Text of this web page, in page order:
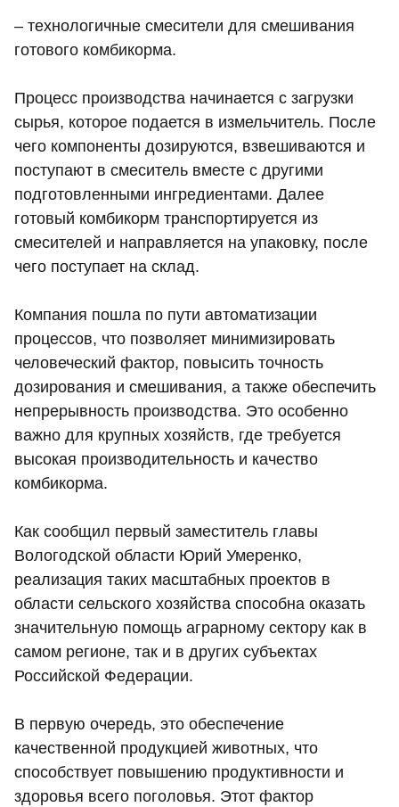
– технологичные смесители для смешивания
готового комбикорма.
Процесс производства начинается с загрузки
сырья, которое подается в измельчитель. После
чего компоненты дозируются, взвешиваются и
поступают в смеситель вместе с другими
подготовленными ингредиентами. Далее
готовый комбикорм транспортируется из
смесителей и направляется на упаковку, после
чего поступает на склад.
Компания пошла по пути автоматизации
процессов, что позволяет минимизировать
человеческий фактор, повысить точность
дозирования и смешивания, а также обеспечить
непрерывность производства. Это особенно
важно для крупных хозяйств, где требуется
высокая производительность и качество
комбикорма.
Как сообщил первый заместитель главы
Вологодской области Юрий Умеренко,
реализация таких масштабных проектов в
области сельского хозяйства способна оказать
значительную помощь аграрному сектору как в
самом регионе, так и в других субъектах
Российской Федерации.
В первую очередь, это обеспечение
качественной продукцией животных, что
способствует повышению продуктивности и
здоровья всего поголовья. Этот фактор